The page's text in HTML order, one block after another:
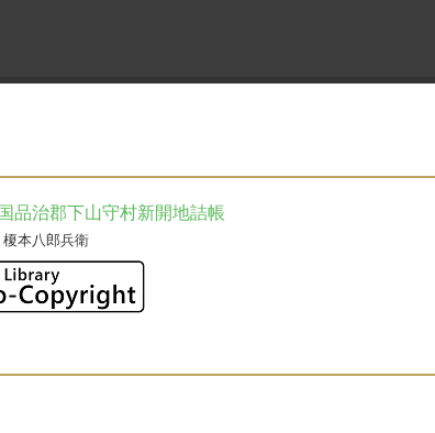
品治郡下山守村新開地詰帳
本八郎兵衛